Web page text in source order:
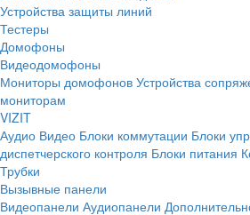
Устройства защиты линий
Тестеры
Домофоны
Видеодомофоны
Мониторы домофонов Устройства
мониторам
VIZIT
Аудио Видео Блоки коммутации Блоки
диспетчерского контроля Блоки питания
Трубки
Вызывные панели
Видеопанели Аудиопанели